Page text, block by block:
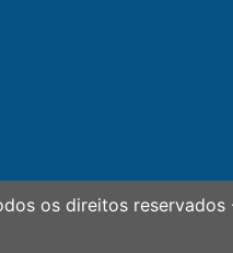
os direitos reservados